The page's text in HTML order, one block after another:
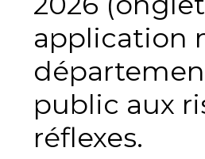
application
public aux
réflexes.